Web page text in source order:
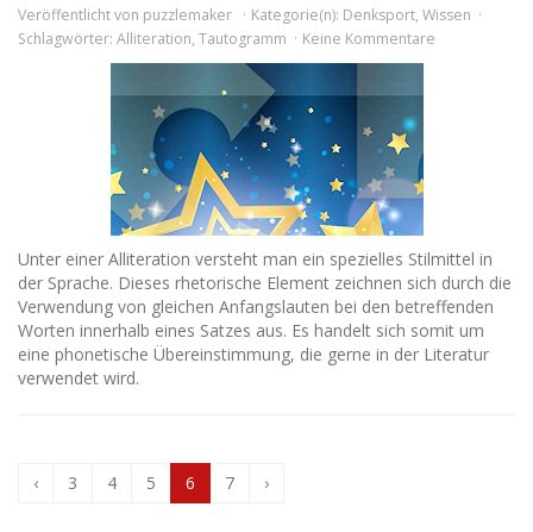
Veröffentlicht von puzzlemaker Kategorie(n): Denksport, Wissen
Schlagwörter: Alliteration, Tautogramm Keine Kommentare
Unter einer Alliteration versteht man ein spezielles Stilmittel in
der Sprache. Dieses rhetorische Element zeichnen sich durch die
Verwendung von gleichen Anfangslauten bei den betreffenden
Worten innerhalb eines Satzes aus. Es handelt sich somit um
eine phonetische Übereinstimmung, die gerne in der Literatur
verwendet wird.
‹ 3 4 5 6 7 ›